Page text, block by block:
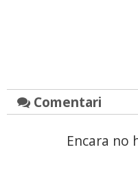
Comentari
Encara no